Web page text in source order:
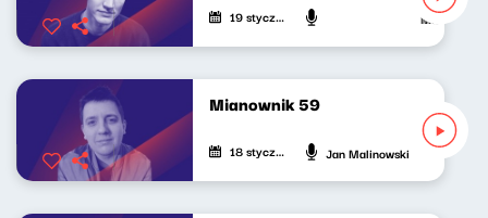
19 stycznia 2025 Mateusz
Mianownik 59
18 stycznia 2025 Jan Malinowski